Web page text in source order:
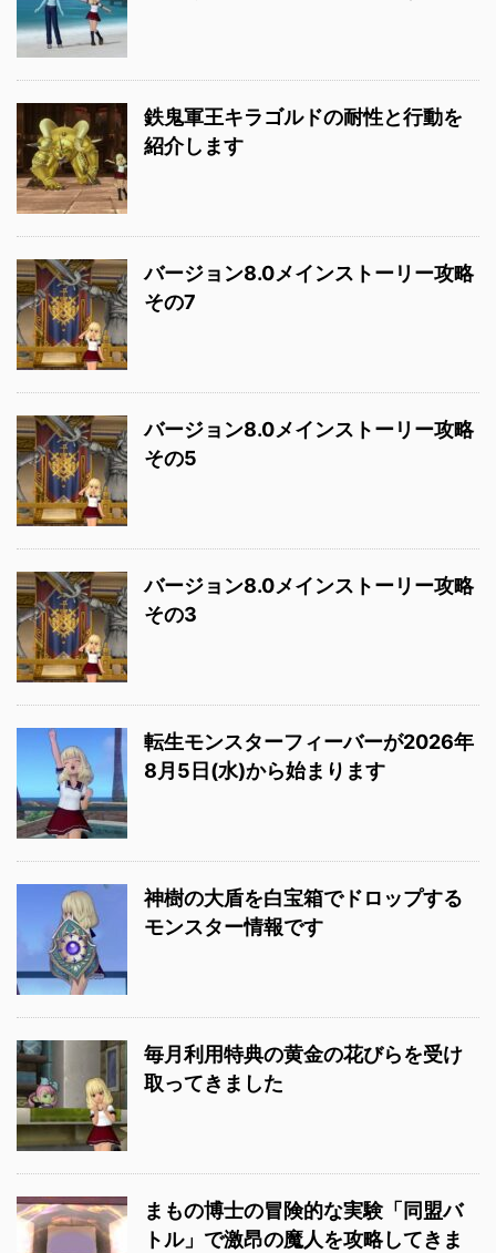
鉄鬼軍王キラゴルドの耐性と行動を
紹介します
バージョン8.0メインストーリー攻略
その7
バージョン8.0メインストーリー攻略
その5
バージョン8.0メインストーリー攻略
その3
転生モンスターフィーバーが2026年
8月5日(水)から始まります
神樹の大盾を白宝箱でドロップする
モンスター情報です
毎月利用特典の黄金の花びらを受け
取ってきました
まもの博士の冒険的な実験「同盟バ
トル」で激昂の魔人を攻略してきま